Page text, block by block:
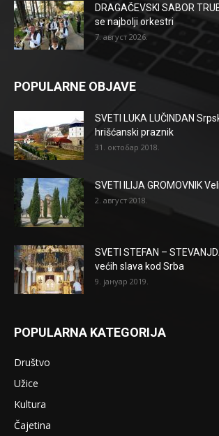
DRAGAČEVSKI SABOR
se najbolji orkestri
7. август 2026.
POPULARNE OBJAVE
SVETI LUKA LUČINDAN
hrišćanski praznik
31. октобар 2018.
SVETI ILIJA GROMOVNIK
2. август 2018.
SVETI STEFAN –
većih slava kod Srba
9. јануар 2019.
POPULARNA KATEGORIJA
Društvo
Užice
Kultura
Čajetina